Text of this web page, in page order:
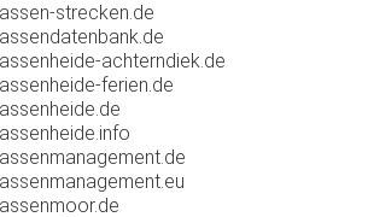
strecken.de
achterndiek.de
ferien.de